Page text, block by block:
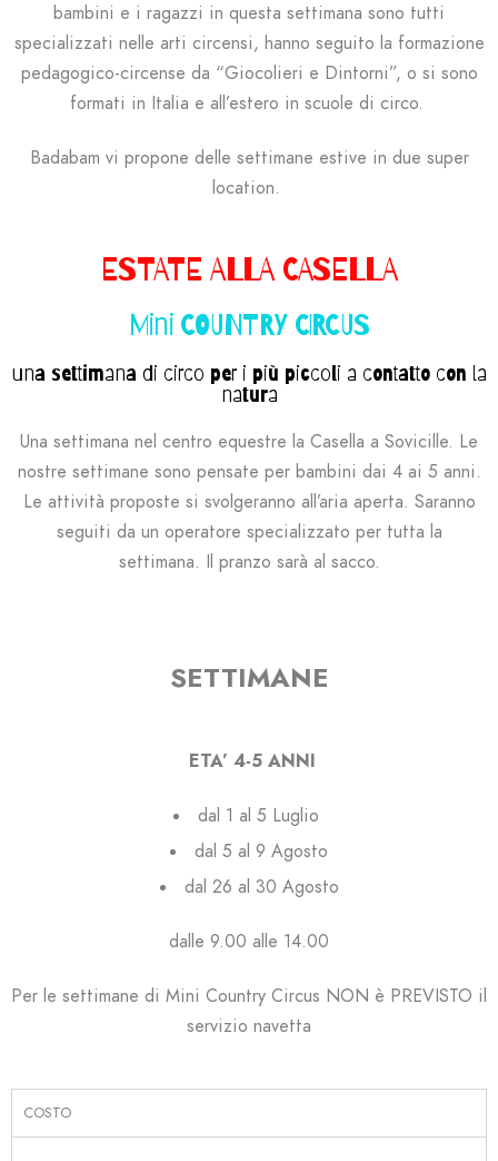
bambini e i ragazzi in questa settimana sono tutti
specializzati nelle arti circensi, hanno seguito la formazione
pedagogico-circense da “Giocolieri e Dintorni”, o si sono
formati in Italia e all’estero in scuole di circo.
Badabam vi propone delle settimane estive in due super
location.
ESTATE ALLA CASELLA
Mini COUNTRY CIRCUS
una settimana di circo per i più piccoli a contatto con la
natura
Una settimana nel centro equestre la Casella a Sovicille. Le
nostre settimane sono pensate per bambini dai 4 ai 5 anni.
Le attività proposte si svolgeranno all’aria aperta. Saranno
seguiti da un operatore specializzato per tutta la
settimana. Il pranzo sarà al sacco.
SETTIMANE
ETA’ 4-5 ANNI
dal 1 al 5 Luglio
dal 5 al 9 Agosto
dal 26 al 30 Agosto
dalle 9.00 alle 14.00
Per le settimane di Mini Country Circus NON è PREVISTO il
servizio navetta
COSTO